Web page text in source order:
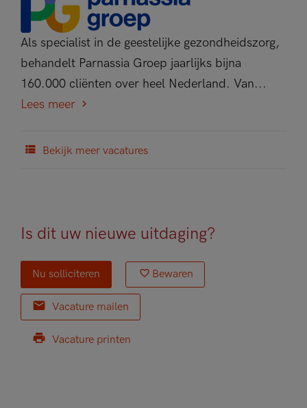
Als specialist in de geestelijke gezondheidszorg,
behandelt Parnassia Groep jaarlijks bijna
160.000 cliënten over heel Nederland. Van...
Lees meer
Bekijk meer vacatures
Is dit uw nieuwe uitdaging?
Nu solliciteren Bewaren
Vacature mailen
Vacature printen